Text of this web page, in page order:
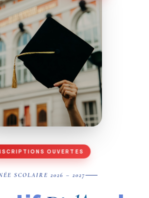
OUVERTES
SCOLAIRE 2026 – 2027
✦